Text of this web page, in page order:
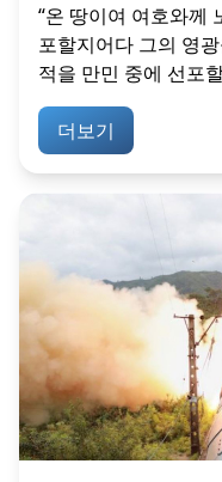
“온 땅이여 여호와께
포할지어다 그의 영
적을 만민 중에 선포
더보기